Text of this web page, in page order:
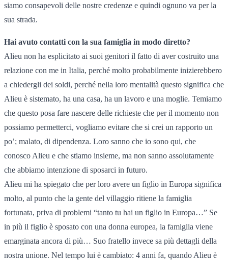
siamo consapevoli delle nostre credenze e quindi ognuno va per la
sua strada.
Hai avuto contatti con la sua famiglia in modo diretto?
Alieu non ha esplicitato ai suoi genitori il fatto di aver costruito una
relazione con me in Italia, perché molto probabilmente inizierebbero
a chiedergli dei soldi, perché nella loro mentalità questo significa che
Alieu è sistemato, ha una casa, ha un lavoro e una moglie. Temiamo
che questo posa fare nascere delle richieste che per il momento non
possiamo permetterci, vogliamo evitare che si crei un rapporto un
po’; malato, di dipendenza. Loro sanno che io sono qui, che
conosco Alieu e che stiamo insieme, ma non sanno assolutamente
che abbiamo intenzione di sposarci in futuro.
Alieu mi ha spiegato che per loro avere un figlio in Europa significa
molto, al punto che la gente del villaggio ritiene la famiglia
fortunata, priva di problemi “tanto tu hai un figlio in Europa…” Se
in più il figlio è sposato con una donna europea, la famiglia viene
emarginata ancora di più… Suo fratello invece sa più dettagli della
nostra unione. Nel tempo lui è cambiato: 4 anni fa, quando Alieu è